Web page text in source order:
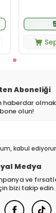
Aboneliği
haberdar
olun!
kabul
Medya
ve
bizi takip edin.